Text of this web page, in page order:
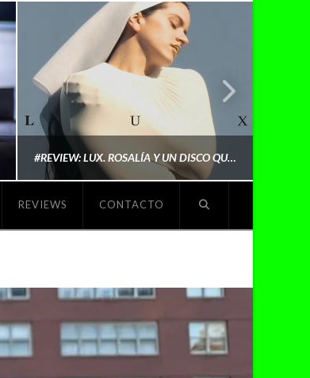
#REVIEW: LUX. ROSALÍA Y UN DISCO QUE REDEFINE LO QUE SIGNIFICA SER ARTISTA
NOVIEMBRE 5, 2025
REVIEWS CONTACTO